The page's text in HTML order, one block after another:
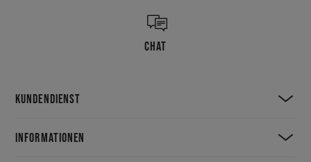
CHAT
KUNDENDIENST
INFORMATIONEN